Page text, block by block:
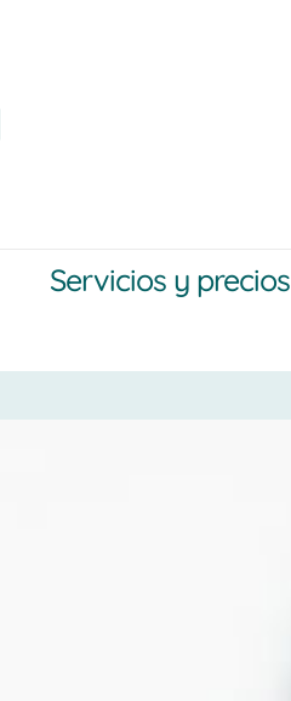
Servicios y precios